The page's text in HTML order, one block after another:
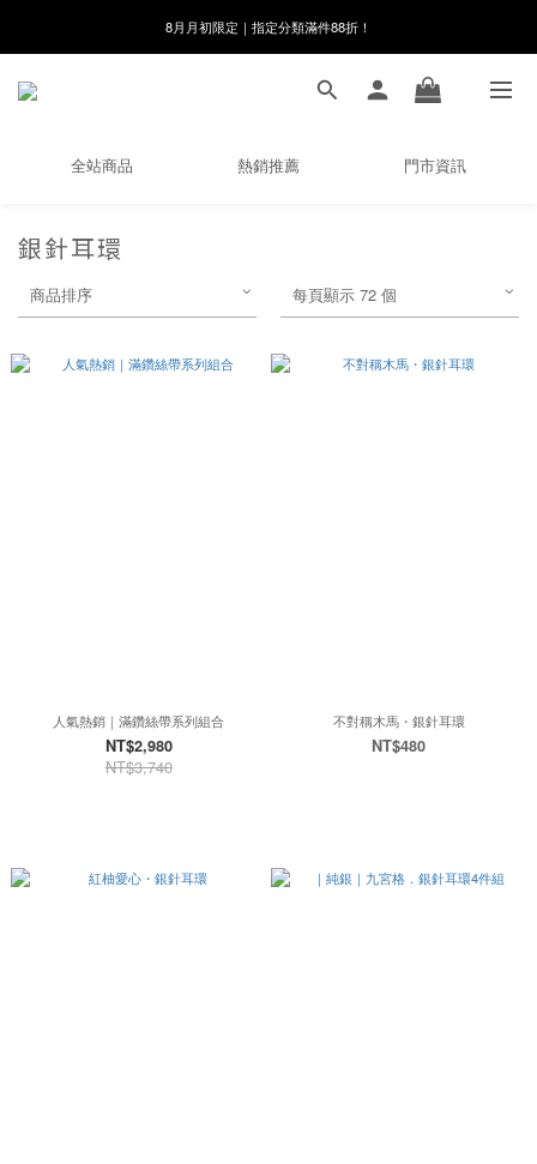
8月月初限定｜指定分類滿件88折！
8月月初限定｜指定分類滿件88折！
線在，好事發生｜祈願新品 第2件享9折
全站商品 熱銷推薦 門市資訊
銀針耳環
商品排序 每頁顯示 72 個
人氣熱銷｜滿鑽絲帶系列組合
NT$2,980
NT$3,740
不對稱木馬・銀針耳環
NT$480